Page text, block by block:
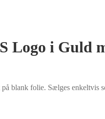
Logo i Guld
blank folie. Sælges enkeltvis